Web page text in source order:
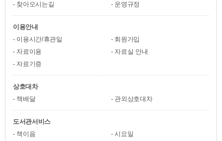
찾아오시는길
운영규정
이용안내
이용시간/휴관일
회원가입
자료이용
자료실 안내
자료기증
상호대차
책배달
관외상호대차
도서관서비스
책이음
시요일